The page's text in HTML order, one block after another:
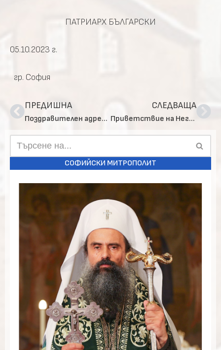
ПАТРИАРХ БЪЛГАРСКИ
05.10.2023 г.
гр. София
ПРЕДИШНА
Поздравителен адрес на Негово Светейшество до Ректора на Софийската духовна семинария
СЛЕДВАЩА
Приветствие на Негово Светейшество Българския патриарх Неофит към висшите православни български богословски школи в началото на новата академична учебна година
СОФИЙСКИ МИТРОПОЛИТ